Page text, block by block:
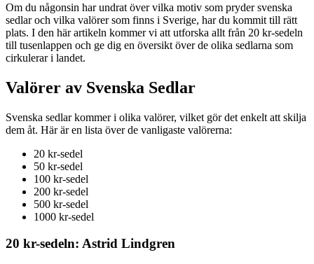
Om du någonsin har undrat över vilka motiv som pryder svenska
sedlar och vilka valörer som finns i Sverige, har du kommit till rätt
plats. I den här artikeln kommer vi att utforska allt från 20 kr-sedeln
till tusenlappen och ge dig en översikt över de olika sedlarna som
cirkulerar i landet.
Valörer av Svenska Sedlar
Svenska sedlar kommer i olika valörer, vilket gör det enkelt att skilja
dem åt. Här är en lista över de vanligaste valörerna:
20 kr-sedel
50 kr-sedel
100 kr-sedel
200 kr-sedel
500 kr-sedel
1000 kr-sedel
20 kr-sedeln: Astrid Lindgren